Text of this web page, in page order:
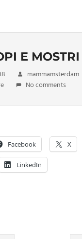
E MOSTRI
mammamsterdam
No comments
Facebook X
LinkedIn